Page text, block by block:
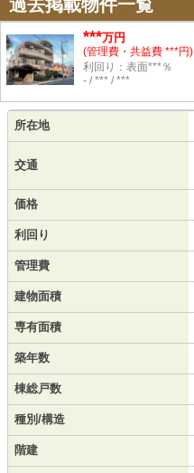
過去掲載物件一覧
***万円
(管理費・共益費 ***円)
利回り：表面***％
- / *** / ***
所在地
交通
価格
利回り
管理費
建物面積
専有面積
築年数
棟総戸数
種別/構造
階建